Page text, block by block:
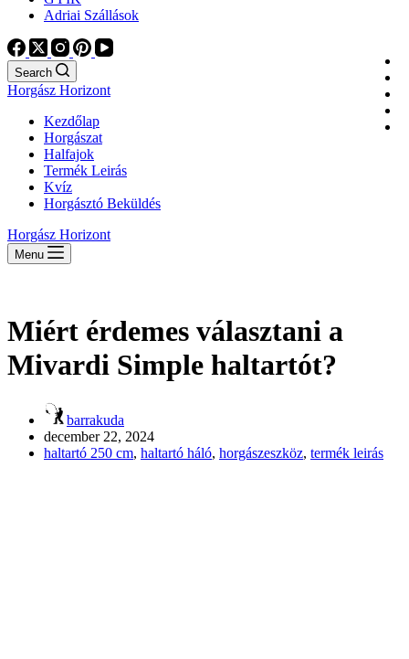
Adriai Szállások
Search
Horgász Horizont
Kezdőlap
Horgászat
Halfajok
Termék Leirás
Kvíz
Horgásztó Beküldés
Horgász Horizont
Menu
Miért érdemes választani a
Mivardi Simple haltartót?
barrakuda
december 22, 2024
haltartó 250 cm, haltartó háló, horgászeszköz, termék leirás